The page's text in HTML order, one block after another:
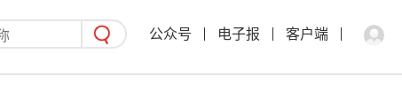
公众号 电子报 客户端